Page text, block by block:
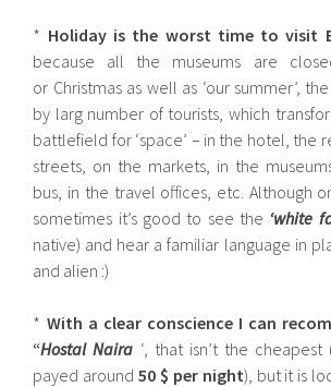
* Holiday is the worst time to visit
because all the museums are
or Christmas as well as ‘our summer’,
by larg number of tourists, which
battlefield for ‘space’ – in the hotel, the
streets, on the markets, in the
bus, in the travel offices, etc. Although
sometimes it’s good to see the ‘white
native) and hear a familiar language in
and alien :)
* With a clear conscience I can
“Hostal Naira ‘, that isn’t the
payed around50 $ per night), but it is